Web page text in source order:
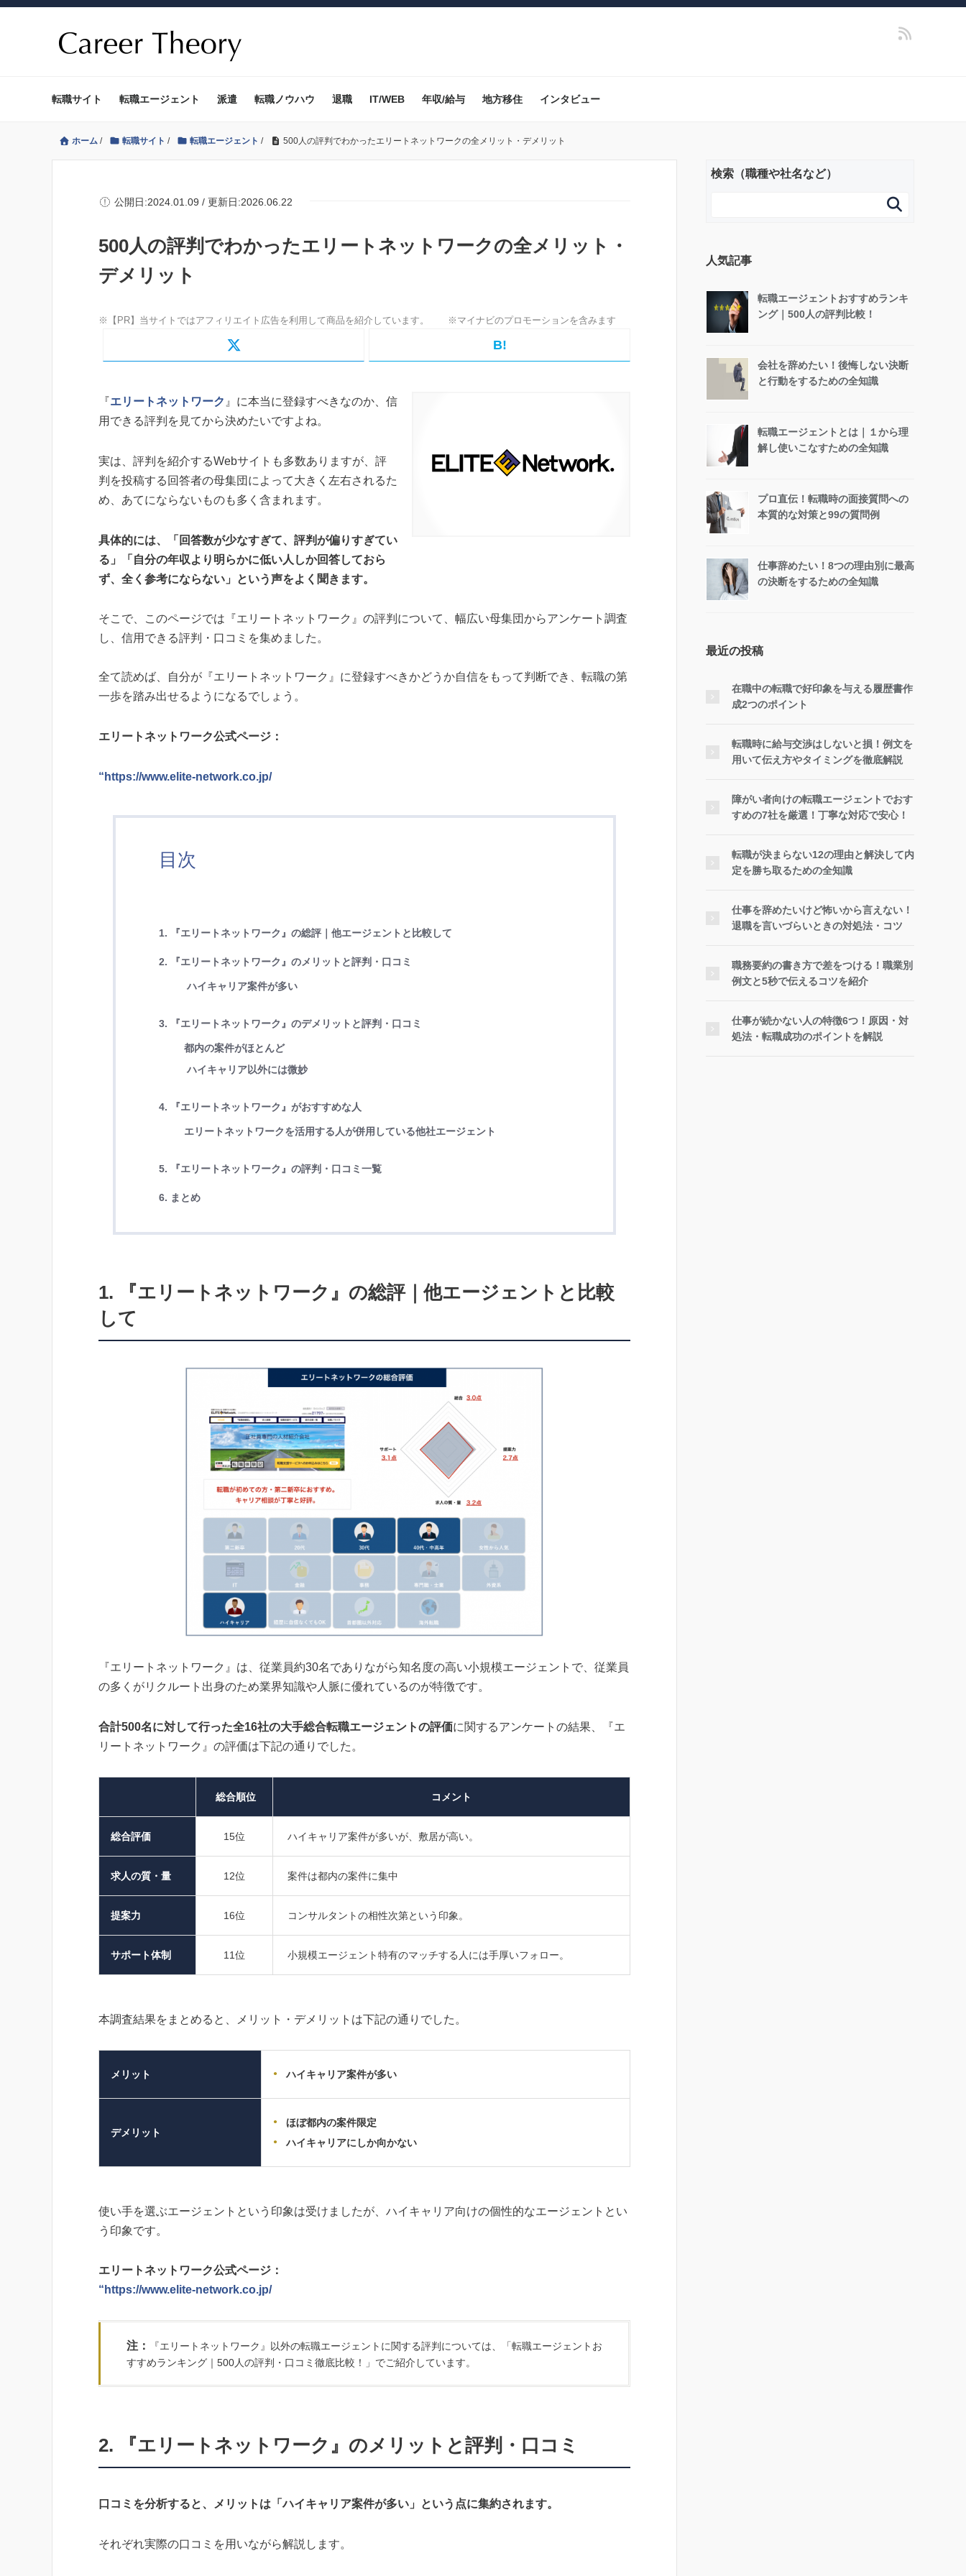
転職サイト 転職エージェント 派遣 転職ノウハウ 退職 IT/WEB 年収/給与 地方移住 インタビュー
ホーム / 転職サイト / 転職エージェント / 500人の評判でわかったエリートネットワークの全メリット・デメリット
公開日:2024.01.09 / 更新日:2026.06.22
500人の評判でわかったエリートネットワークの全メリット・
デメリット
B!
『エリートネットワーク 』に本当に登録すべきなのか、信
用できる評判を見てから決めたいですよね。
実は、評判を紹介するWebサイトも多数ありますが、評
判を投稿する回答者の母集団によって大きく左右されるた
め、あてにならないものも多く含まれます。
具体的には、「回答数が少なすぎて、評判が偏りすぎてい
る」「自分の年収より明らかに低い人しか回答しておら
ず、全く参考にならない」という声をよく聞きます。
そこで、このページでは『エリートネットワーク』の評判について、幅広い母集団からアンケート調査
し、信用できる評判・口コミを集めました。
全て読めば、自分が『エリートネットワーク』に登録すべきかどうか自信をもって判断でき、転職の第
一歩を踏み出せるようになるでしょう。
エリートネットワーク公式ページ：
“https://www.elite-network.co.jp/
目次
1. 『エリートネットワーク』の総評｜他エージェントと比較して
2. 『エリートネットワーク』のメリットと評判・口コミ
ハイキャリア案件が多い
3. 『エリートネットワーク』のデメリットと評判・口コミ
都内の案件がほとんど
ハイキャリア以外には微妙
4. 『エリートネットワーク』がおすすめな人
エリートネットワークを活用する人が併用している他社エージェント
5. 『エリートネットワーク』の評判・口コミ一覧
6. まとめ
1. 『エリートネットワーク』の総評｜他エージェントと比較
して
『エリートネットワーク』は、従業員約30名でありながら知名度の高い小規模エージェントで、従業員
の多くがリクルート出身のため業界知識や人脈に優れているのが特徴です。
合計500名に対して行った全16社の大手総合転職エージェントの評価に関するアンケートの結果、『エ
リートネットワーク』の評価は下記の通りでした。
総合順位 コメント
総合評価 15位 ハイキャリア案件が多いが、敷居が高い。
求人の質・量 12位 案件は都内の案件に集中
提案力 16位 コンサルタントの相性次第という印象。
サポート体制 11位 小規模エージェント特有のマッチする人には手厚いフォロー。
本調査結果をまとめると、メリット・デメリットは下記の通りでした。
メリット ハイキャリア案件が多い
デメリット
ほぼ都内の案件限定
ハイキャリアにしか向かない
使い手を選ぶエージェントという印象は受けましたが、ハイキャリア向けの個性的なエージェントとい
う印象です。
エリートネットワーク公式ページ：
“https://www.elite-network.co.jp/
注：
『エリートネットワーク』以外の転職エージェントに関する評判については、「転職エージェントお
すすめランキング｜500人の評判・口コミ徹底比較！」でご紹介しています。
2. 『エリートネットワーク』のメリットと評判・口コミ
口コミを分析すると、メリットは「ハイキャリア案件が多い」という点に集約されます。
それぞれ実際の口コミを用いながら解説します。
検索（職種や社名など）

人気記事
転職エージェントおすすめランキ
ング｜500人の評判比較！
会社を辞めたい！後悔しない決断
と行動をするための全知識
転職エージェントとは｜１から理
解し使いこなすための全知識
プロ直伝！転職時の面接質問への
本質的な対策と99の質問例
仕事辞めたい！8つの理由別に最高
の決断をするための全知識
最近の投稿
在職中の転職で好印象を与える履歴書作
成2つのポイント
転職時に給与交渉はしないと損！例文を
用いて伝え方やタイミングを徹底解説
障がい者向けの転職エージェントでおす
すめの7社を厳選！丁寧な対応で安心！
転職が決まらない12の理由と解決して内
定を勝ち取るための全知識
仕事を辞めたいけど怖いから言えない！
退職を言いづらいときの対処法・コツ
職務要約の書き方で差をつける！職業別
例文と5秒で伝えるコツを紹介
仕事が続かない人の特徴6つ！原因・対
処法・転職成功のポイントを解説